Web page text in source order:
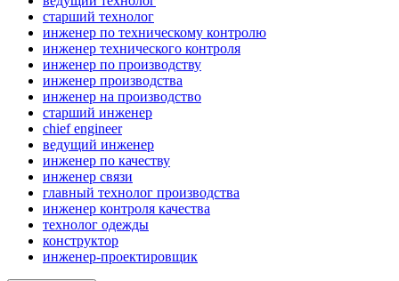
старший технолог
инженер по техническому контролю
инженер технического контроля
инженер по производству
инженер производства
инженер на производство
старший инженер
chief engineer
ведущий инженер
инженер по качеству
инженер связи
главный технолог производства
инженер контроля качества
технолог одежды
конструктор
инженер-проектировщик